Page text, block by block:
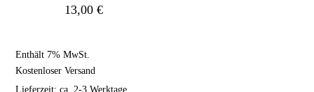
13,00€
Enthält 7% MwSt.
Kostenloser Versand
Lieferzeit: ca. 2-3 Werktage